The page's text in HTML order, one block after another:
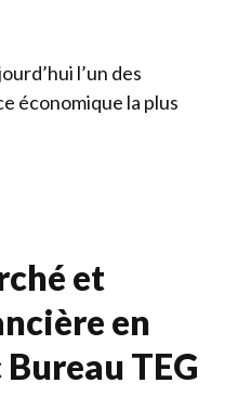
l’un des
économique la plus
et
en
TEG